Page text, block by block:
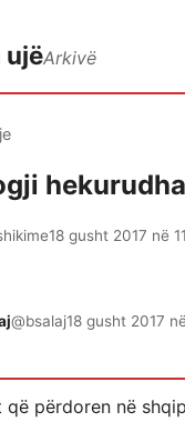
ujëArkivë
18 gusht 2017 në
@bsalaj18 gusht 2017
përdoren në